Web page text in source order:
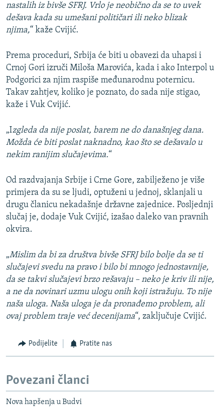
nastalih iz bivše SFRJ. Vrlo je neobično da se to uvek
dešava kada su umešani političari ili neko blizak
njima,“ kaže Cvijić.
Prema proceduri, Srbija će biti u obavezi da uhapsi i
Crnoj Gori izruči Miloša Marovića, kada i ako Interpol u
Podgorici za njim raspiše međunarodnu poternicu.
Takav zahtjev, koliko je poznato, do sada nije stigao,
kaže i Vuk Cvijić.
„Izgleda da nije poslat, barem ne do današnjeg dana.
Možda će biti poslat naknadno, kao što se dešavalo u
nekim ranijim slučajevima.“
Od razdvajanja Srbije i Crne Gore, zabilježeno je više
primjera da su se ljudi, optuženi u jednoj, sklanjali u
drugu članicu nekadašnje državne zajednice. Posljednji
slučaj je, dodaje Vuk Cvijić, izašao daleko van pravnih
okvira.
„Mislim da bi za društva bivše SFRJ bilo bolje da se ti
slučajevi svedu na pravo i bilo bi mnogo jednostavnije,
da se takvi slučajevi brzo rešavaju – neko je kriv ili nije,
a ne da novinari uzmu ulogu onih koji istražuju. To nije
naša uloga. Naša uloga je da pronađemo problem, ali
ovaj problem traje već decenijama“, zaključuje Cvijić.
Podijelite Pratite nas
Povezani članci
Nova hapšenja u Budvi